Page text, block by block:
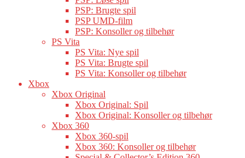
PSP: Brugte spil
PSP UMD-film
PSP: Konsoller og tilbehør
PS Vita
PS Vita: Nye spil
PS Vita: Brugte spil
PS Vita: Konsoller og tilbehør
Xbox
Xbox Original
Xbox Original: Spil
Xbox Original: Konsoller og tilbehør
Xbox 360
Xbox 360-spil
Xbox 360: Konsoller og tilbehør